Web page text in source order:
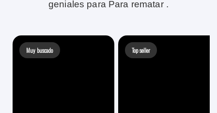
geniales para Para rematar .
Muy buscado Top seller